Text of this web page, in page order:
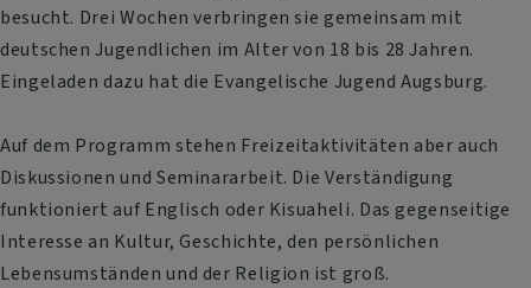
besucht. Drei Wochen verbringen sie gemeinsam mit
deutschen Jugendlichen im Alter von 18 bis 28 Jahren.
Eingeladen dazu hat die Evangelische Jugend Augsburg.
Auf dem Programm stehen Freizeitaktivitäten aber auch
Diskussionen und Seminararbeit. Die Verständigung
funktioniert auf Englisch oder Kisuaheli. Das gegenseitige
Interesse an Kultur, Geschichte, den persönlichen
Lebensumständen und der Religion ist groß.